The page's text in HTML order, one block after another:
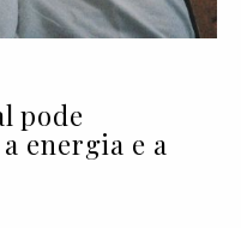
pode
energia e a